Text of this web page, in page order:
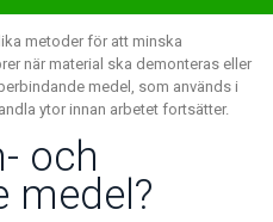
metoder för att minska
när material ska demonteras eller
medel, som används i
ytor innan arbetet fortsätter.
och
medel?